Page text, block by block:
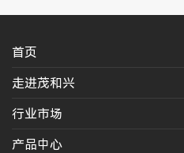
首页
走进茂和兴
行业市场
产品中心